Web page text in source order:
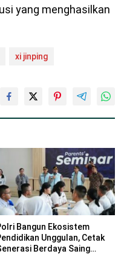
yang menghasilkan
xi jinping
Bangun Ekosistem
Unggulan, Cetak
Berdaya Saing